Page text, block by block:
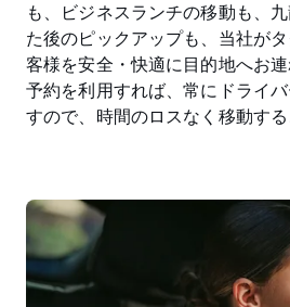
も、ビジネスランチの移動も、
た後のピックアップも、当社が
客様を安全・快適に目的地へお
予約を利用すれば、常にドライ
すので、時間のロスなく移動する